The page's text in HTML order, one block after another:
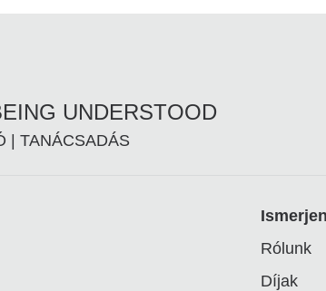
UNDERSTOOD
| TANÁCSADÁS
Rólunk
Díjak